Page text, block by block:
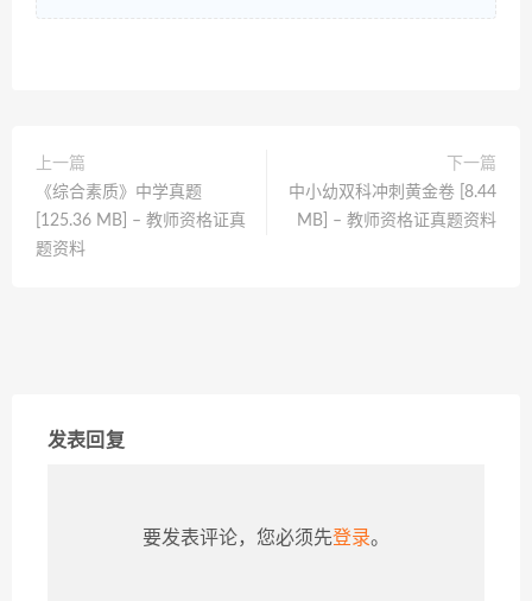
上一篇
《综合素质》中学真题
[125.36 MB] – 教师资格证真
题资料
下一篇
中小幼双科冲刺黄金卷 [8.44
MB] – 教师资格证真题资料
发表回复
要发表评论，您必须先登录。